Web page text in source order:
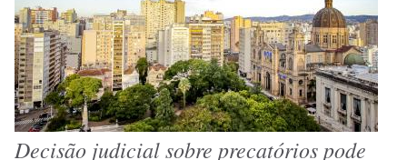
Decisão judicial sobre precatórios pode